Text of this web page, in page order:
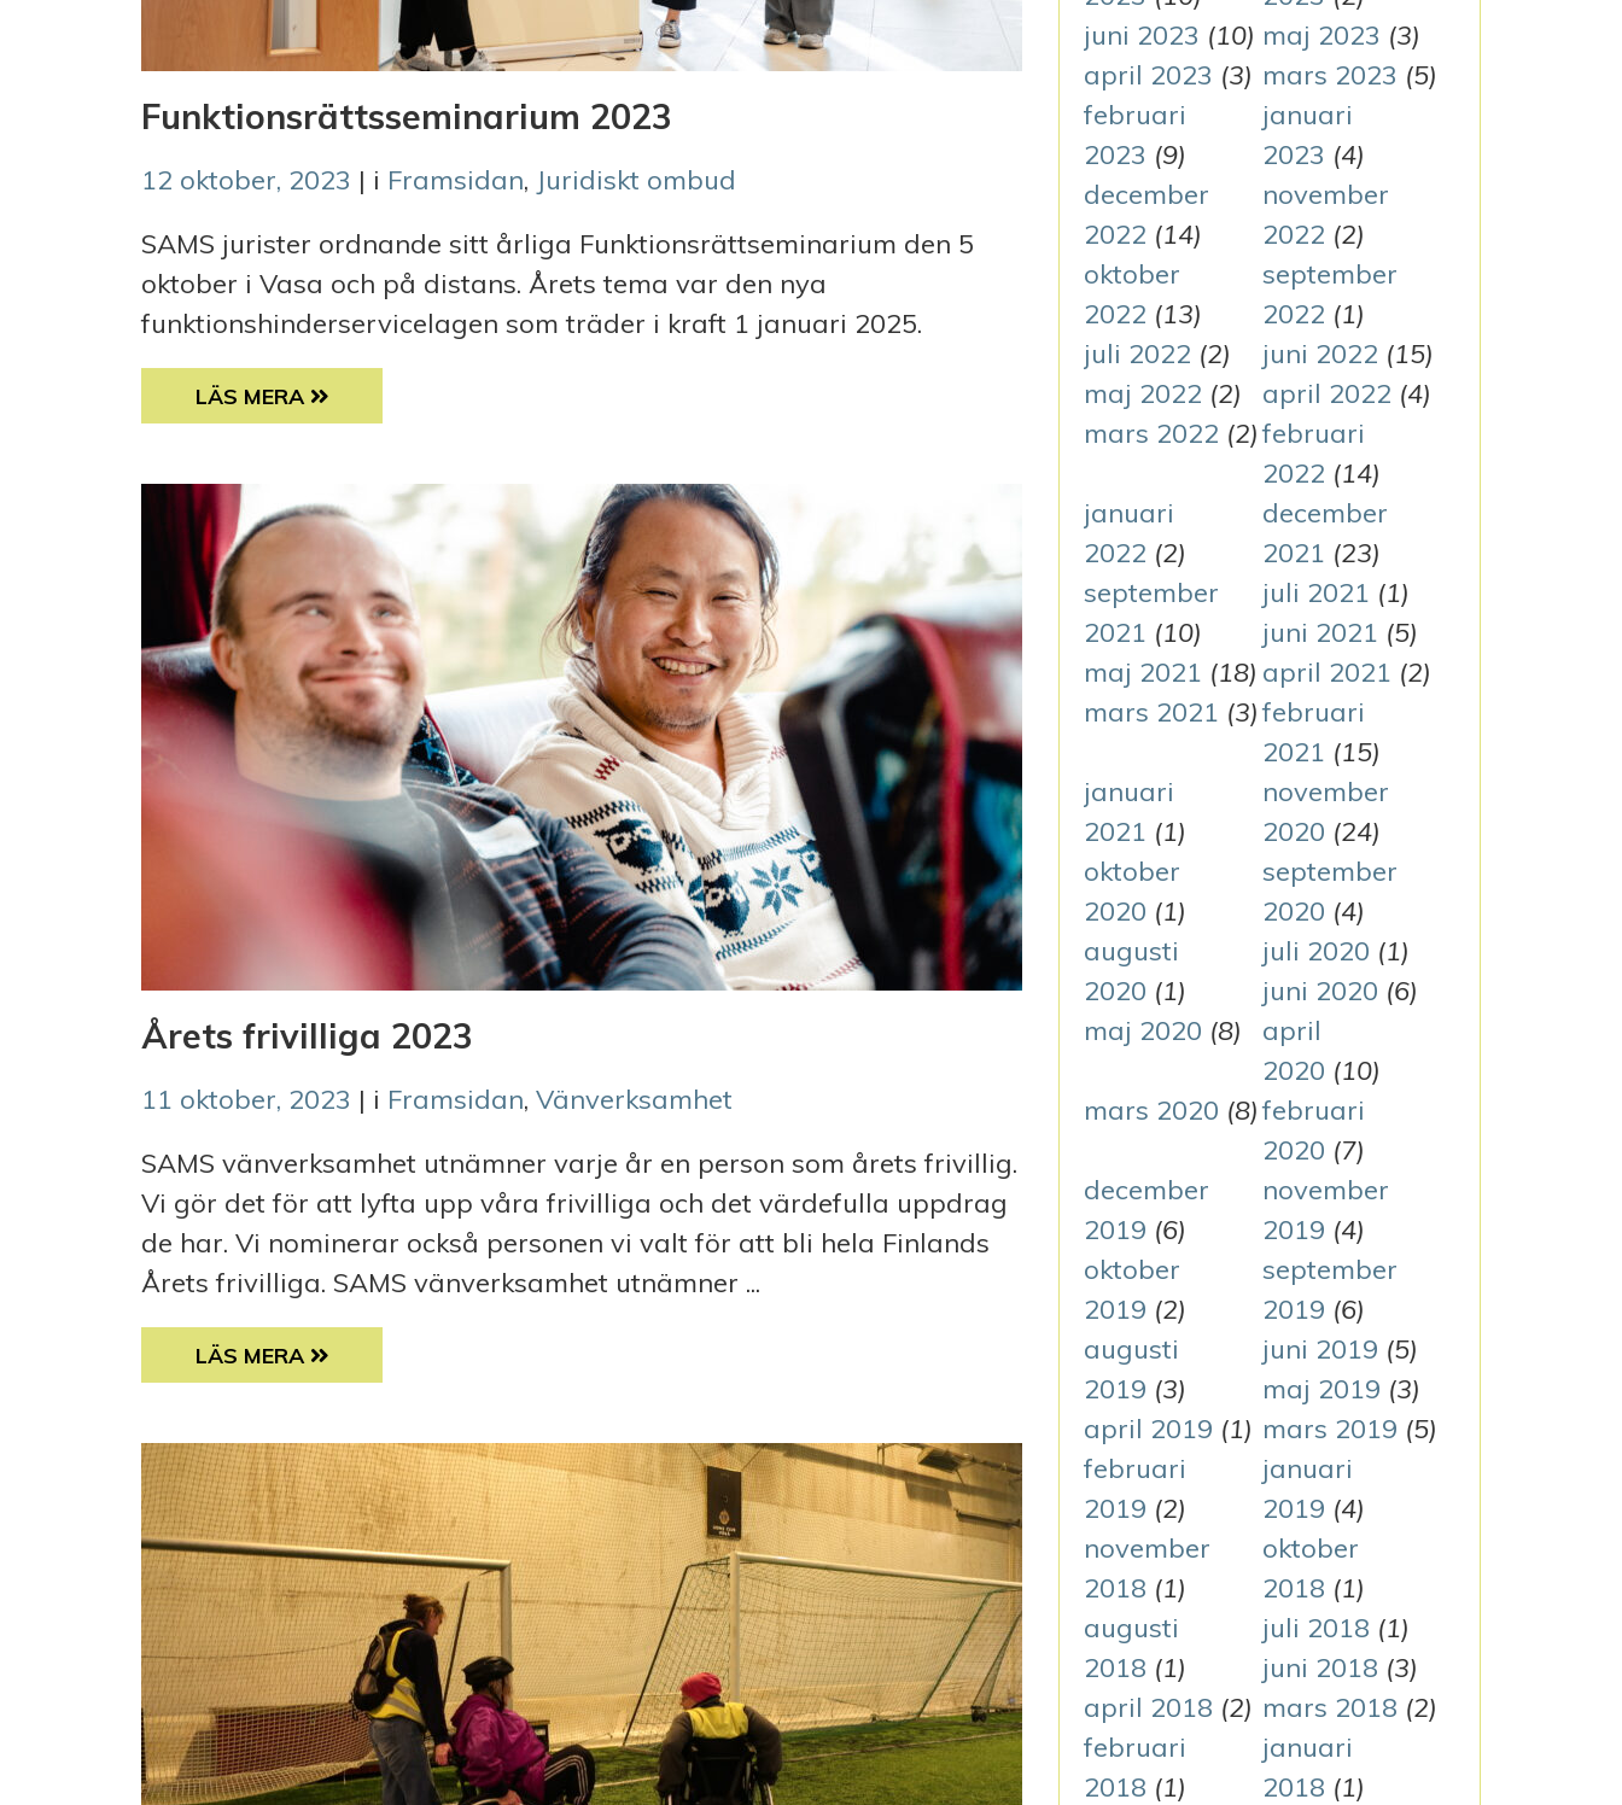
Funktionsrättsseminarium 2023
12 oktober, 2023 | i Framsidan, Juridiskt ombud
SAMS jurister ordnande sitt årliga Funktionsrättseminarium den 5
oktober i Vasa och på distans. Årets tema var den nya
funktionshinderservicelagen som träder i kraft 1 januari 2025.
FUNKTIONSRÄTTSSEMINARIUM 2023
LÄS MERA
Årets frivilliga 2023
11 oktober, 2023 | i Framsidan, Vänverksamhet
SAMS vänverksamhet utnämner varje år en person som årets frivillig.
Vi gör det för att lyfta upp våra frivilliga och det värdefulla uppdrag
de har. Vi nominerar också personen vi valt för att bli hela Finlands
Årets frivilliga. SAMS vänverksamhet utnämner ...
ÅRETS FRIVILLIGA 2023
LÄS MERA
juni 2023 (10) maj 2023 (3)
april 2023 (3) mars 2023 (5)
februari
2023 (9)
januari
2023 (4)
december
2022 (14)
november
2022 (2)
oktober
2022 (13)
september
2022 (1)
juli 2022 (2) juni 2022 (15)
maj 2022 (2) april 2022 (4)
mars 2022 (2)februari
2022 (14)
januari
2022 (2)
december
2021 (23)
september
2021 (10)
juli 2021 (1)
juni 2021 (5)
maj 2021 (18) april 2021 (2)
mars 2021 (3)februari
2021 (15)
januari
2021 (1)
november
2020 (24)
oktober
2020 (1)
september
2020 (4)
augusti
2020 (1)
juli 2020 (1)
juni 2020 (6)
maj 2020 (8)
april
2020 (10)
mars 2020 (8)februari
2020 (7)
december
2019 (6)
november
2019 (4)
oktober
2019 (2)
september
2019 (6)
augusti
2019 (3)
juni 2019 (5)
maj 2019 (3)
april 2019 (1) mars 2019 (5)
februari
2019 (2)
januari
2019 (4)
november
2018 (1)
oktober
2018 (1)
augusti
2018 (1)
juli 2018 (1)
juni 2018 (3)
april 2018 (2) mars 2018 (2)
februari
2018 (1)
januari
2018 (1)